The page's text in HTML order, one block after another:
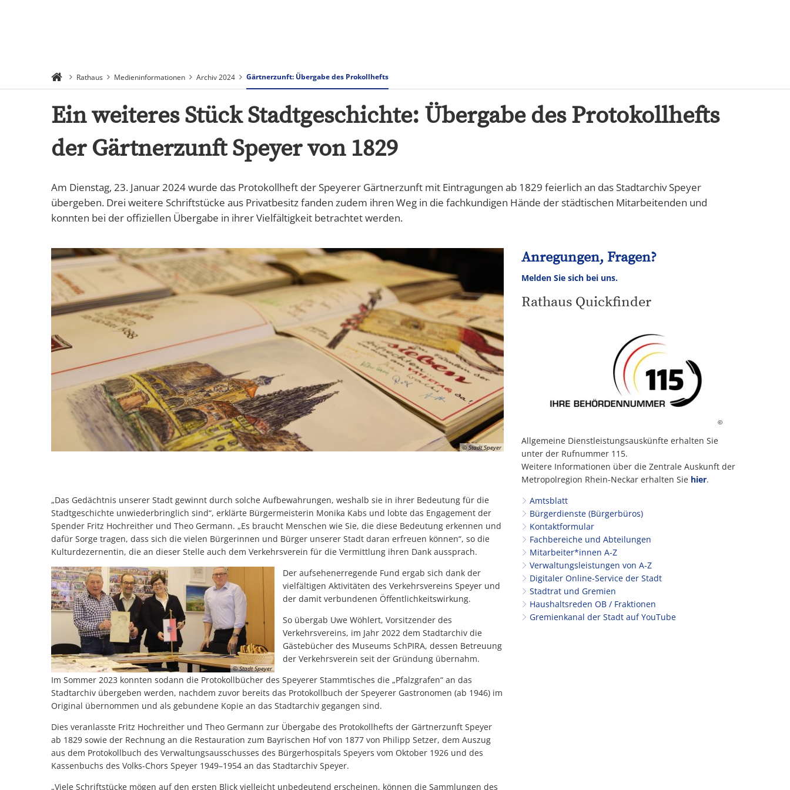
Rathaus Medieninformationen Archiv 2024 Gärtnerzunft: Übergabe des Prokollhefts
Ein weiteres Stück Stadtgeschichte: Übergabe des Protokollhefts
der Gärtnerzunft Speyer von 1829
Am Dienstag, 23. Januar 2024 wurde das Protokollheft der Speyerer Gärtnerzunft mit Eintragungen ab 1829 feierlich an das Stadtarchiv Speyer
übergeben. Drei weitere Schriftstücke aus Privatbesitz fanden zudem ihren Weg in die fachkundigen Hände der städtischen Mitarbeitenden und
konnten bei der offiziellen Übergabe in ihrer Vielfältigkeit betrachtet werden.
© Stadt Speyer
„Das Gedächtnis unserer Stadt gewinnt durch solche Aufbewahrungen, weshalb sie in ihrer Bedeutung für die
Stadtgeschichte unwiederbringlich sind“, erklärte Bürgermeisterin Monika Kabs und lobte das Engagement der
Spender Fritz Hochreither und Theo Germann. „Es braucht Menschen wie Sie, die diese Bedeutung erkennen und
dafür Sorge tragen, dass sich die vielen Bürgerinnen und Bürger unserer Stadt daran erfreuen können“, so die
Kulturdezernentin, die an dieser Stelle auch dem Verkehrsverein für die Vermittlung ihren Dank aussprach.
© Stadt Speyer
Der aufsehenerregende Fund ergab sich dank der
vielfältigen Aktivitäten des Verkehrsvereins Speyer und
der damit verbundenen Öffentlichkeitswirkung.
So übergab Uwe Wöhlert, Vorsitzender des
Verkehrsvereins, im Jahr 2022 dem Stadtarchiv die
Gästebücher des Museums SchPIRA, dessen Betreuung
der Verkehrsverein seit der Gründung übernahm.
Im Sommer 2023 konnten sodann die Protokollbücher des Speyerer Stammtisches die „Pfalzgrafen“ an das
Stadtarchiv übergeben werden, nachdem zuvor bereits das Protokollbuch der Speyerer Gastronomen (ab 1946) im
Original übernommen und als gebundene Kopie an das Stadtarchiv gegangen sind.
Dies veranlasste Fritz Hochreither und Theo Germann zur Übergabe des Protokollhefts der Gärtnerzunft Speyer
ab 1829 sowie der Rechnung an die Restauration zum Bayrischen Hof von 1877 von Philipp Setzer, dem Auszug
aus dem Protokollbuch des Verwaltungsausschusses des Bürgerhospitals Speyers vom Oktober 1926 und des
Kassenbuchs des Volks-Chors Speyer 1949–1954 an das Stadtarchiv Speyer.
„Viele Schriftstücke mögen auf den ersten Blick vielleicht unbedeutend erscheinen, können die Sammlungen des
Anregungen, Fragen?
Melden Sie sich bei uns.
Rathaus Quickfinder
©
Allgemeine Dienstleistungsauskünfte erhalten Sie
unter der Rufnummer 115.
Weitere Informationen über die Zentrale Auskunft der
Metropolregion Rhein-Neckar erhalten Sie hier.
Amtsblatt
Bürgerdienste (Bürgerbüros)
Kontaktformular
Fachbereiche und Abteilungen
Mitarbeiter*innen A-Z
Verwaltungsleistungen von A-Z
Digitaler Online-Service der Stadt
Stadtrat und Gremien
Haushaltsreden OB / Fraktionen
Gremienkanal der Stadt auf YouTube